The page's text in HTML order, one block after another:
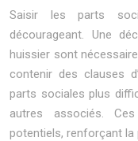
Saisir les parts
décourageant. Une
huissier sont
contenir des clauses
parts sociales plus
autres associés.
potentiels, renforçant